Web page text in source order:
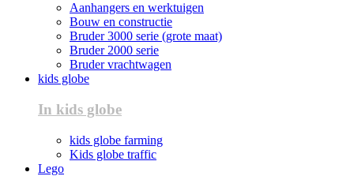
Aanhangers en werktuigen
Bouw en constructie
Bruder 3000 serie (grote maat)
Bruder 2000 serie
Bruder vrachtwagen
kids globe
In kids globe
kids globe farming
Kids globe traffic
Lego